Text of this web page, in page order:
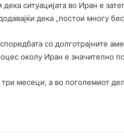
ситуацијата во Иран е
дека „постои многу бес
споредбата со долготрајните
околу Иран е значително
месеци, а во поголемиот